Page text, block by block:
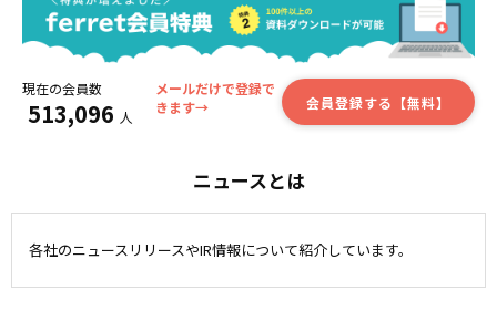
現在の会員数
513,096 人
メールだけで登録で
きます→
会員登録する【無料】
ニュースとは
各社のニュースリリースやIR情報について紹介しています。